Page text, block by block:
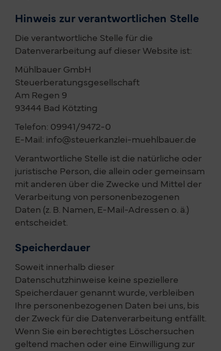
Hinweis zur verantwortlichen Stelle
Die verantwortliche Stelle für die
Datenverarbeitung auf dieser Website ist:
Mühlbauer GmbH
Steuerberatungsgesellschaft
Am Regen 9
93444 Bad Kötzting
Telefon: 09941/9472-0
E-Mail: info@steuerkanzlei-muehlbauer.de
Verantwortliche Stelle ist die natürliche oder
juristische Person, die allein oder gemeinsam
mit anderen über die Zwecke und Mittel der
Verarbeitung von personenbezogenen
Daten (z. B. Namen, E-Mail-Adressen o. ä.)
entscheidet.
Speicherdauer
Soweit innerhalb dieser
Datenschutzhinweise keine speziellere
Speicherdauer genannt wurde, verbleiben
Ihre personenbezogenen Daten bei uns, bis
der Zweck für die Datenverarbeitung entfällt.
Wenn Sie ein berechtigtes Löschersuchen
geltend machen oder eine Einwilligung zur